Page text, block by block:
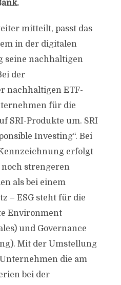
mitteilt, passt das
in der digitalen
seine nachhaltigen
der
nachhaltigen ETF-
für die
SRI-Produkte um. SRI
Investing“. Bei
erfolgt
strengeren
als bei einem
– ESG steht für die
Environment
und Governance
Mit der Umstellung
die am
bei der